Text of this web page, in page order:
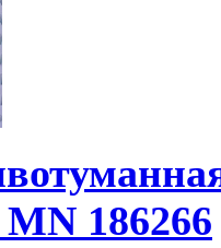
186266